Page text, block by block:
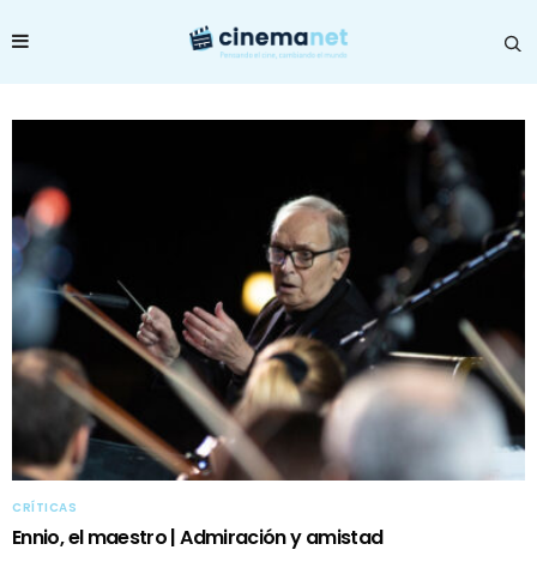
CRÍTICAS
Ennio, el maestro | Admiración y amistad